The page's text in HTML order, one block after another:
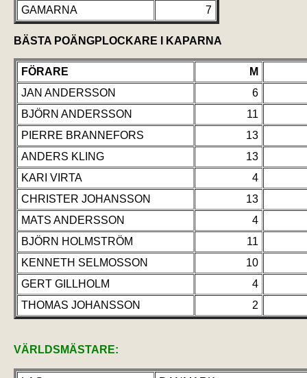
GAMARNA
7
BÄSTA POÄNGPLOCKARE I KAPARNA
FÖRARE
M
JAN ANDERSSON
6
BJÖRN ANDERSSON
11
PIERRE BRANNEFORS
13
ANDERS KLING
13
KARI VIRTA
4
CHRISTER JOHANSSON
13
MATS ANDERSSON
4
BJÖRN HOLMSTRÖM
11
KENNETH SELMOSSON
10
GERT GILLHOLM
4
THOMAS JOHANSSON
2
VÄRLDSMÄSTARE: